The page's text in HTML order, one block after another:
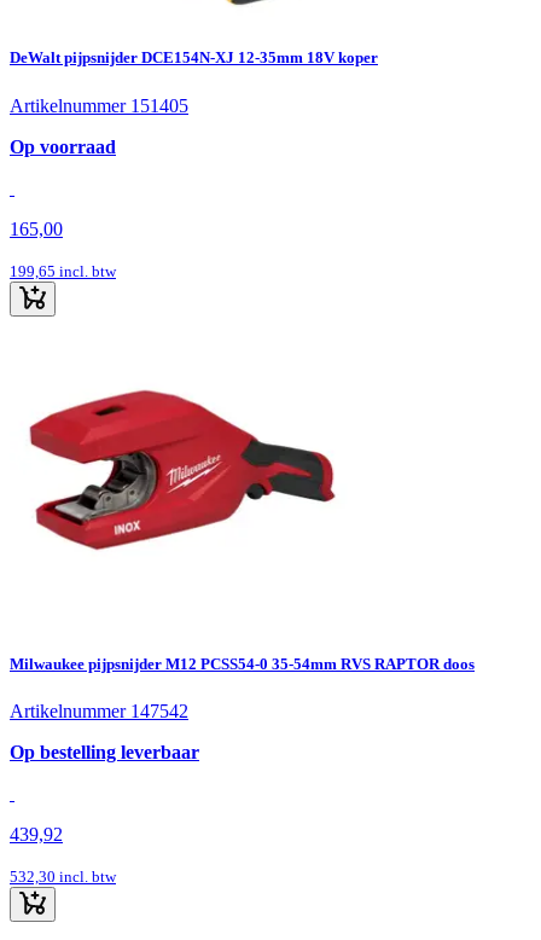
DeWalt pijpsnijder DCE154N-XJ 12-35mm 18V koper
Artikelnummer 151405
Op voorraad
165,00
199,65 incl. btw
Milwaukee pijpsnijder M12 PCSS54-0 35-54mm RVS RAPTOR doos
Artikelnummer 147542
Op bestelling leverbaar
439,92
532,30 incl. btw